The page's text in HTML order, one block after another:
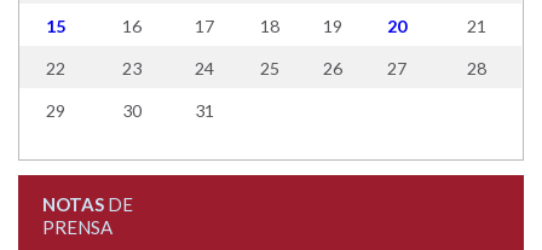
15 16 17 18 19 20 21
22 23 24 25 26 27 28
29 30 31
NOTASDE
PRENSA